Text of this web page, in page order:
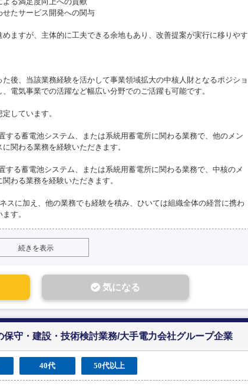
せたサービス開発への関与
ますが、主体的に工夫できる余地もあり、改善提案が実行に移りやす
後、当該業務経験を活かして事業領域拡大の中核人財となるポジショ
電気事業での活躍など幅広い分野でのご活躍も可能です。
しています。
する蓄電池システム、または系統用蓄電所に関わる業務で、他のメン
関わる業務を経験いただきます。
する蓄電池システム、または系統用蓄電所に関わる業務で、中核のメ
わる業務を経験いただきます。
スに加え、他の業務でも経験を積み、ひいては組織全体の経営に携わ
す。
続きを表示
気になる
保守・建設・技術検討業務/大手電力会社グループ企業
40代 50代以上